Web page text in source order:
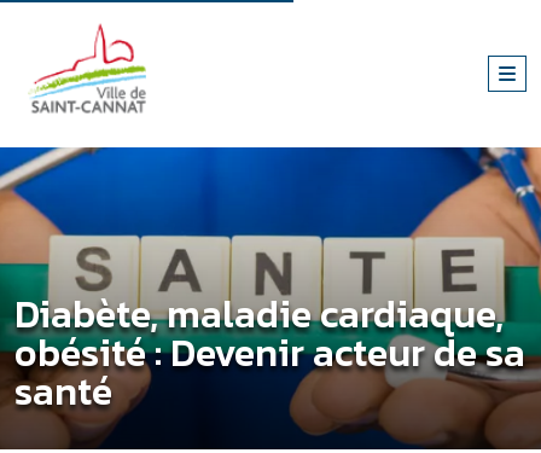
Diabète, maladie cardiaque,
obésité : Devenir acteur de sa
santé